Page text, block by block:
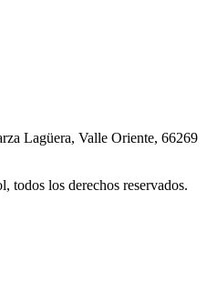
Lagüera, Valle Oriente, 66269
los derechos reservados.